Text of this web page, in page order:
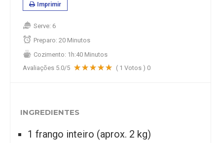
Imprimir
Serve: 6
Preparo: 20 Minutos
Cozimento: 1h:40 Minutos
Avaliações 5.0/5 ( 1 Votos ) 0
INGREDIENTES
1 frango inteiro (aprox. 2 kg)